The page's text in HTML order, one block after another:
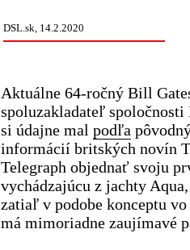
DSL.sk, 14.2.2020
Aktuálne 64-ročný Bill
spoluzakladateľ
si údajne mal podľa
informácií britských novín
Telegraph objednať svoju
vychádzajúcu z jachty
zatiaľ v podobe konceptu
má mimoriadne zaujímavé